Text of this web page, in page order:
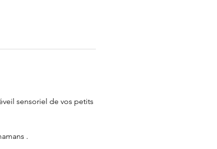
sensoriel de vos petits
.